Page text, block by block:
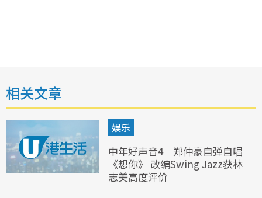
相关文章
娱乐
中年好声音4｜郑仲豪自弹自唱
《想你》 改编Swing Jazz获林
志美高度评价